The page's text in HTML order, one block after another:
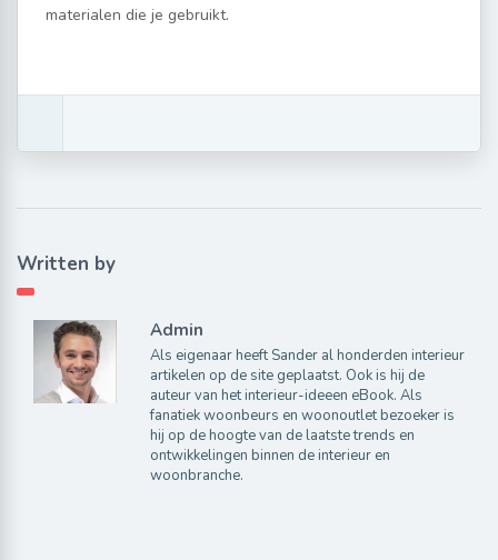
materialen die je gebruikt.
Written by
Admin
Als eigenaar heeft Sander al honderden interieur
artikelen op de site geplaatst. Ook is hij de
auteur van het interieur-ideeen eBook. Als
fanatiek woonbeurs en woonoutlet bezoeker is
hij op de hoogte van de laatste trends en
ontwikkelingen binnen de interieur en
woonbranche.